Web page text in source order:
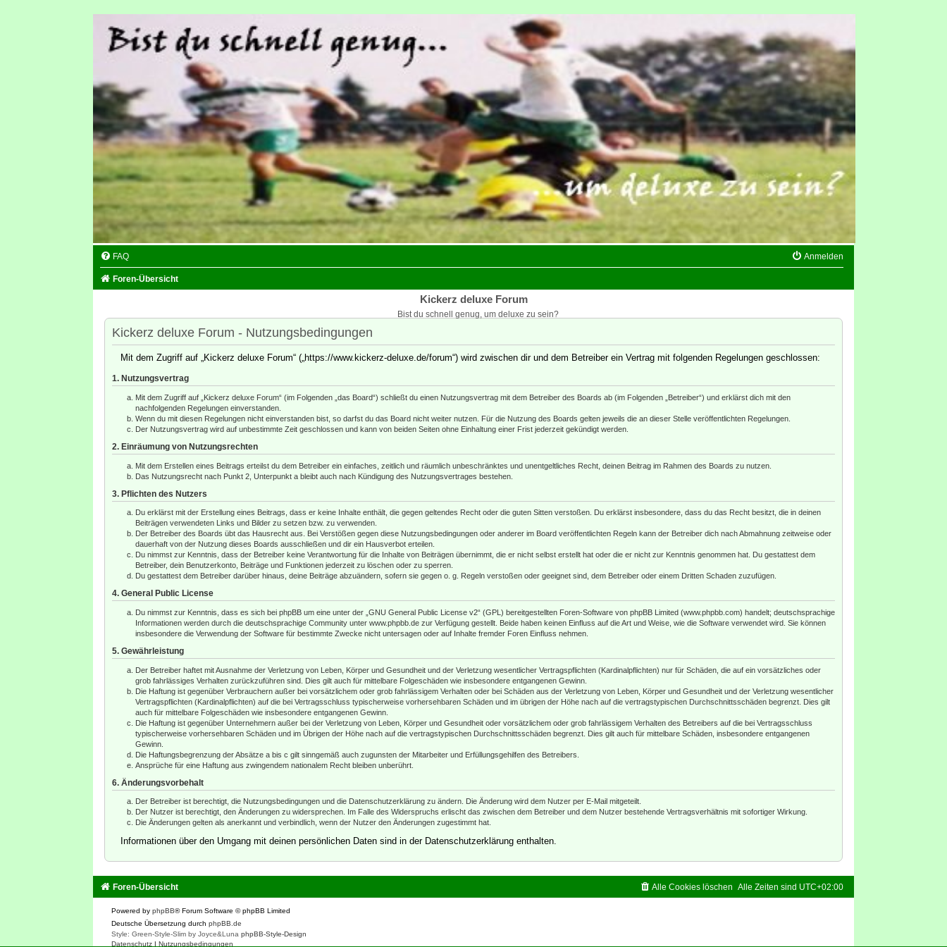
FAQ Anmelden
Foren-Übersicht
Kickerz deluxe Forum
Bist du schnell genug, um deluxe zu sein?
Kickerz deluxe Forum - Nutzungsbedingungen
Mit dem Zugriff auf „Kickerz deluxe Forum“ („https://www.kickerz-deluxe.de/forum“) wird zwischen dir und dem Betreiber ein Vertrag mit folgenden Regelungen geschlossen:
1. Nutzungsvertrag
Mit dem Zugriff auf „Kickerz deluxe Forum“ (im Folgenden „das Board“) schließt du einen Nutzungsvertrag mit dem Betreiber des Boards ab (im Folgenden „Betreiber“) und erklärst dich mit den
nachfolgenden Regelungen einverstanden.
Wenn du mit diesen Regelungen nicht einverstanden bist, so darfst du das Board nicht weiter nutzen. Für die Nutzung des Boards gelten jeweils die an dieser Stelle veröffentlichten Regelungen.
Der Nutzungsvertrag wird auf unbestimmte Zeit geschlossen und kann von beiden Seiten ohne Einhaltung einer Frist jederzeit gekündigt werden.
2. Einräumung von Nutzungsrechten
Mit dem Erstellen eines Beitrags erteilst du dem Betreiber ein einfaches, zeitlich und räumlich unbeschränktes und unentgeltliches Recht, deinen Beitrag im Rahmen des Boards zu nutzen.
Das Nutzungsrecht nach Punkt 2, Unterpunkt a bleibt auch nach Kündigung des Nutzungsvertrages bestehen.
3. Pflichten des Nutzers
Du erklärst mit der Erstellung eines Beitrags, dass er keine Inhalte enthält, die gegen geltendes Recht oder die guten Sitten verstoßen. Du erklärst insbesondere, dass du das Recht besitzt, die in deinen
Beiträgen verwendeten Links und Bilder zu setzen bzw. zu verwenden.
Der Betreiber des Boards übt das Hausrecht aus. Bei Verstößen gegen diese Nutzungsbedingungen oder anderer im Board veröffentlichten Regeln kann der Betreiber dich nach Abmahnung zeitweise oder
dauerhaft von der Nutzung dieses Boards ausschließen und dir ein Hausverbot erteilen.
Du nimmst zur Kenntnis, dass der Betreiber keine Verantwortung für die Inhalte von Beiträgen übernimmt, die er nicht selbst erstellt hat oder die er nicht zur Kenntnis genommen hat. Du gestattest dem
Betreiber, dein Benutzerkonto, Beiträge und Funktionen jederzeit zu löschen oder zu sperren.
Du gestattest dem Betreiber darüber hinaus, deine Beiträge abzuändern, sofern sie gegen o. g. Regeln verstoßen oder geeignet sind, dem Betreiber oder einem Dritten Schaden zuzufügen.
4. General Public License
Du nimmst zur Kenntnis, dass es sich bei phpBB um eine unter der „ GNU General Public License v2“ (GPL) bereitgestellten Foren-Software von phpBB Limited (www.phpbb.com) handelt; deutschsprachige
Informationen werden durch die deutschsprachige Community unter www.phpbb.de zur Verfügung gestellt. Beide haben keinen Einfluss auf die Art und Weise, wie die Software verwendet wird. Sie können
insbesondere die Verwendung der Software für bestimmte Zwecke nicht untersagen oder auf Inhalte fremder Foren Einfluss nehmen.
5. Gewährleistung
Der Betreiber haftet mit Ausnahme der Verletzung von Leben, Körper und Gesundheit und der Verletzung wesentlicher Vertragspflichten (Kardinalpflichten) nur für Schäden, die auf ein vorsätzliches oder
grob fahrlässiges Verhalten zurückzuführen sind. Dies gilt auch für mittelbare Folgeschäden wie insbesondere entgangenen Gewinn.
Die Haftung ist gegenüber Verbrauchern außer bei vorsätzlichem oder grob fahrlässigem Verhalten oder bei Schäden aus der Verletzung von Leben, Körper und Gesundheit und der Verletzung wesentlicher
Vertragspflichten (Kardinalpflichten) auf die bei Vertragsschluss typischerweise vorhersehbaren Schäden und im übrigen der Höhe nach auf die vertragstypischen Durchschnittsschäden begrenzt. Dies gilt
auch für mittelbare Folgeschäden wie insbesondere entgangenen Gewinn.
Die Haftung ist gegenüber Unternehmern außer bei der Verletzung von Leben, Körper und Gesundheit oder vorsätzlichem oder grob fahrlässigem Verhalten des Betreibers auf die bei Vertragsschluss
typischerweise vorhersehbaren Schäden und im Übrigen der Höhe nach auf die vertragstypischen Durchschnittsschäden begrenzt. Dies gilt auch für mittelbare Schäden, insbesondere entgangenen
Gewinn.
Die Haftungsbegrenzung der Absätze a bis c gilt sinngemäß auch zugunsten der Mitarbeiter und Erfüllungsgehilfen des Betreibers.
Ansprüche für eine Haftung aus zwingendem nationalem Recht bleiben unberührt.
6. Änderungsvorbehalt
Der Betreiber ist berechtigt, die Nutzungsbedingungen und die Datenschutzerklärung zu ändern. Die Änderung wird dem Nutzer per E-Mail mitgeteilt.
Der Nutzer ist berechtigt, den Änderungen zu widersprechen. Im Falle des Widerspruchs erlischt das zwischen dem Betreiber und dem Nutzer bestehende Vertragsverhältnis mit sofortiger Wirkung.
Die Änderungen gelten als anerkannt und verbindlich, wenn der Nutzer den Änderungen zugestimmt hat.
Informationen über den Umgang mit deinen persönlichen Daten sind in der Datenschutzerklärung enthalten.
Foren-Übersicht Alle Zeiten sind UTC+02:00
Alle Cookies löschen
Powered by phpBB® Forum Software © phpBB Limited
Deutsche Übersetzung durch phpBB.de
Style: Green-Style-Slim by Joyce&Luna phpBB-Style-Design
Datenschutz
Nutzungsbedingungen